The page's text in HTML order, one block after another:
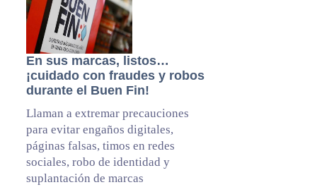
En sus marcas, listos…
¡cuidado con fraudes y robos
durante el Buen Fin!
Llaman a extremar precauciones
para evitar engaños digitales,
páginas falsas, timos en redes
sociales, robo de identidad y
suplantación de marcas